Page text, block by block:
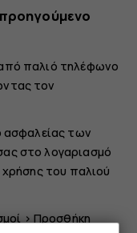
παλιό τηλέφωνο
τον
ασφαλείας των
στο λογαριασμό
χρήσης του παλιού
> Προσθήκη